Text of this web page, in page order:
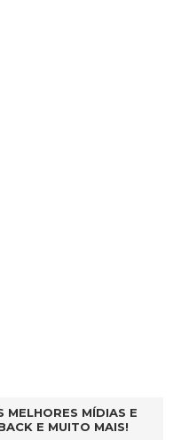
MELHORES MÍDIAS E
E MUITO MAIS!